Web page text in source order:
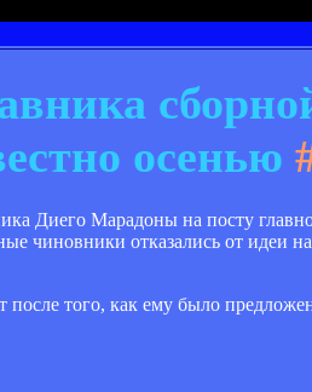
осенью
Диего Марадоны на посту
чиновники отказались от идеи
того, как ему было